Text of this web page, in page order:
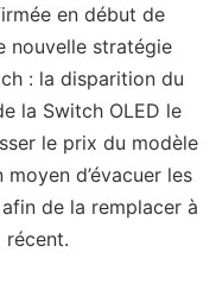
en début de
nouvelle stratégie
: la disparition du
la Switch OLED le
le prix du modèle
d’évacuer les
de la remplacer à
récent.